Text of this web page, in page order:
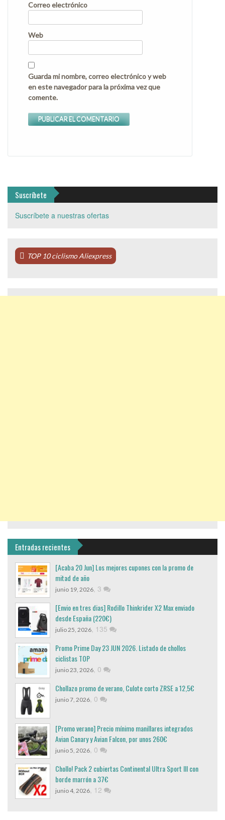
Correo electrónico
Web
Guarda mi nombre, correo electrónico y web
en este navegador para la próxima vez que
comente.
Suscríbete
Suscríbete a nuestras ofertas
TOP 10 ciclismo Aliexpress
Entradas recientes
[Acaba 20 Jun] Los mejores cupones con la promo de
mitad de año
junio 19, 2026, 3
[Envio en tres dias] Rodillo Thinkrider X2 Max enviado
desde España (220€)
julio 25, 2026, 135
Promo Prime Day 23 JUN 2026. Listado de chollos
ciclistas TOP
junio 23, 2026, 0
Chollazo promo de verano, Culote corto ZRSE a 12,5€
junio 7, 2026, 0
[Promo verano] Precio mínimo manillares integrados
Avian Canary y Avian Falcon, por unos 260€
junio 5, 2026, 0
Chollo! Pack 2 cubiertas Continental Ultra Sport III con
borde marrón a 37€
junio 4, 2026, 12